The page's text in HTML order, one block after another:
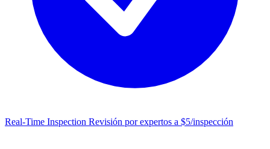
Real-Time Inspection Revisión por expertos a $5/inspección